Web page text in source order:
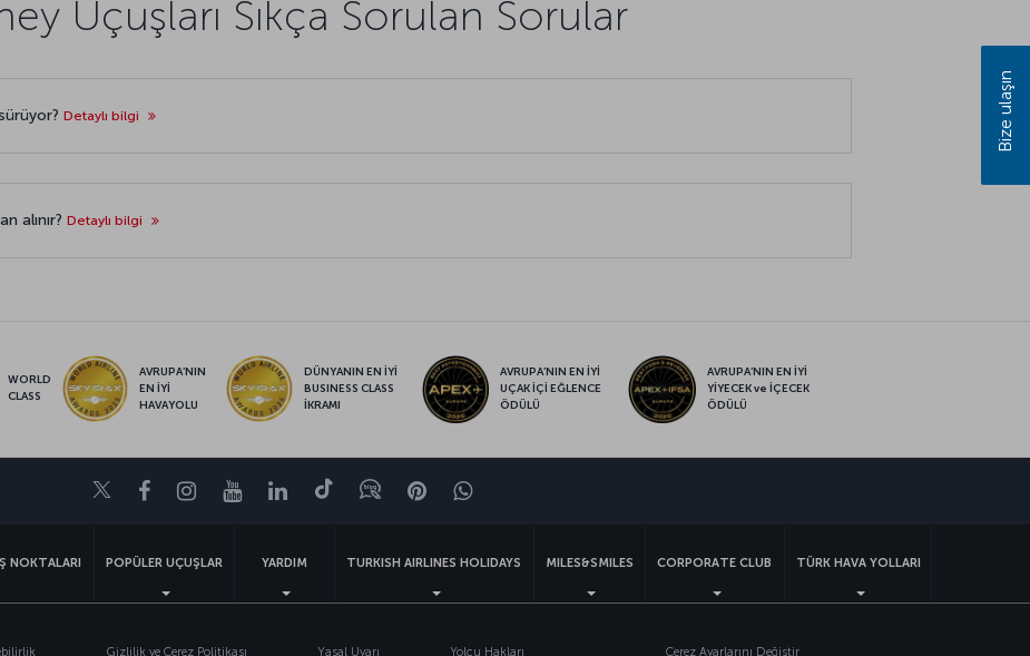
Uçuşları Sıkça Sorulan Sorular
Detaylı bilgi
alınır? Detaylı bilgi
WORLD
CLASS
AVRUPA’NIN
EN İYİ
HAVAYOLU
DÜNYANIN EN İYİ
BUSINESS CLASS
İKRAMI
AVRUPA’NIN EN İYİ
UÇAK İÇİ EĞLENCE
ÖDÜLÜ
AVRUPA’NIN EN İYİ
YİYECEK ve İÇECEK
ÖDÜLÜ
TwitterFacebookInstagram
YoutubeLinkedIn
TiktokBlogPinterestWhatsapp
NOKTALARI POPÜLER UÇUŞLAR YARDIM TURKISH AIRLINES HOLIDAYS MILES&SMILES CORPORATE CLUB TÜRK HAVA YOLLARI
Gizlilik ve Çerez Politikası Yasal Uyarı Yolcu Hakları Çerez Ayarlarını Değiştir
Bize ulaşın